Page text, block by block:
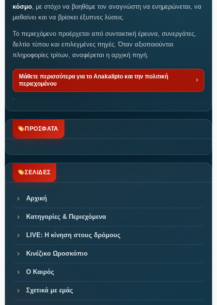
κόσμο , με στόχο να βοηθάμε τον αναγνώστη να ενημερώνεται, να
μαθαίνει και να βρίσκει έξυπνες λύσεις.
Το περιεχόμενο προέρχεται από συντακτική έρευνα, συνεργάτες,
δελτία τύπου και επιλεγμένες πηγές. Όταν αξιοποιούνται
πληροφορίες τρίτων, αναφέρεται η αρχική πηγή.
Μάθετε περισσότερα για το Anakalipto και την πολιτική
περιεχομένου
ΠΡΟΣΦΑΤΑ
ΣΕΛΙΔΕΣ
Αρχική
Κατηγορίες & Περιεχόμενα
LIVE: Η κίνηση στους δρόμους
Κινέζικο Ωροσκόπιο
Ο Καιρός
Σχετικά με εμάς